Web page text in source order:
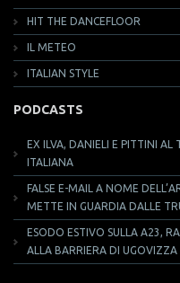
HIT THE DANCEFLOOR
IL METEO
ITALIAN STYLE
PODCASTS
EX ILVA, DANIELI E PITTINI AL
ITALIANA
FALSE E-MAIL A NOME
METTE IN GUARDIA DALLE
ESODO ESTIVO SULLA A23,
ALLA BARRIERA DI UGOVIZZA